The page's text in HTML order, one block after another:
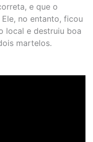
e que o
no entanto, ficou
local e destruiu boa
martelos.